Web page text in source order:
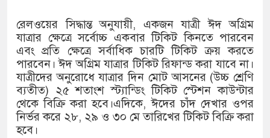
হামের উপসর্গে আরও ৬ প্রাণহানি,
অবশেষে পদত্যাগ করলেন ভারতের
জামায়াত ফেরেশতাদের দল নয়,
রেলওয়ের সিদ্ধান্ত অনুযায়ী, একজন যাত্রী ঈদ অগ্রিম
যাত্রার ক্ষেত্রে সর্বোচ্চ একবার টিকিট কিনতে পারবেন
এবং প্রতি ক্ষেত্রে সর্বাধিক চারটি টিকিট ক্রয় করতে
পারবেন। ঈদ অগ্রিম যাত্রার টিকিট রিফান্ড করা যাবে না।
যাত্রীদের অনুরোধে যাত্রার দিন মোট আসনের (উচ্চ শ্রেণি
ব্যতীত) ২৫ শতাংশ স্ট্যান্ডিং টিকিট স্টেশন কাউন্টার
থেকে বিক্রি করা হবে।এদিকে, ঈদের চাঁদ দেখার ওপর
নির্ভর করে ২৮, ২৯ ও ৩০ মে তারিখের টিকিট বিক্রি করা
হবে।